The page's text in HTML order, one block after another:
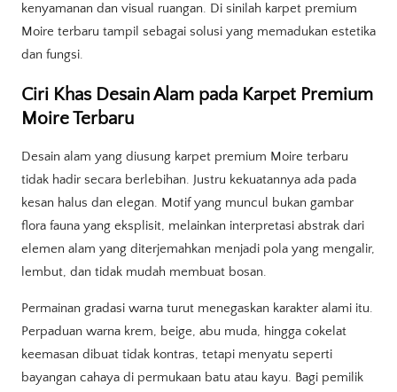
kenyamanan dan visual ruangan. Di sinilah karpet premium
Moire terbaru tampil sebagai solusi yang memadukan estetika
dan fungsi.
Ciri Khas Desain Alam pada Karpet Premium
Moire Terbaru
Desain alam yang diusung karpet premium Moire terbaru
tidak hadir secara berlebihan. Justru kekuatannya ada pada
kesan halus dan elegan. Motif yang muncul bukan gambar
flora fauna yang eksplisit, melainkan interpretasi abstrak dari
elemen alam yang diterjemahkan menjadi pola yang mengalir,
lembut, dan tidak mudah membuat bosan.
Permainan gradasi warna turut menegaskan karakter alami itu.
Perpaduan warna krem, beige, abu muda, hingga cokelat
keemasan dibuat tidak kontras, tetapi menyatu seperti
bayangan cahaya di permukaan batu atau kayu. Bagi pemilik